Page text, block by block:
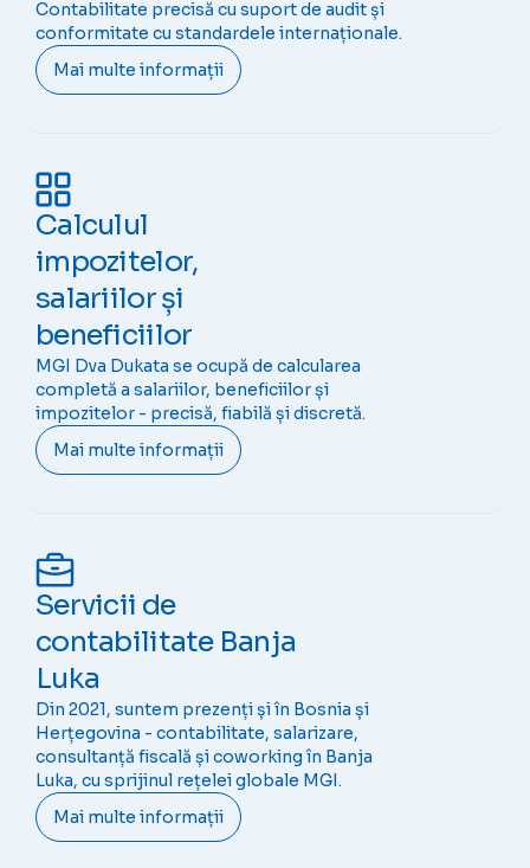
Contabilitate precisă cu suport de audit și
conformitate cu standardele internaționale.
Mai multe informații
Calculul
impozitelor,
salariilor și
beneficiilor
MGI Dva Dukata se ocupă de calcularea
completă a salariilor, beneficiilor și
impozitelor - precisă, fiabilă și discretă.
Mai multe informații
Servicii de
contabilitate Banja
Luka
Din 2021, suntem prezenți și în Bosnia și
Herțegovina - contabilitate, salarizare,
consultanță fiscală și coworking în Banja
Luka, cu sprijinul rețelei globale MGI.
Mai multe informații